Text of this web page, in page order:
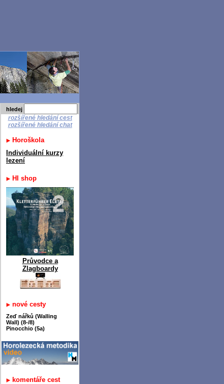
hledej
rozšířené hledání cest
rozšířené hledání chat
Horoškola
Individuální kurzy
lezení
HI shop
Průvodce a
Zlagboardy
nové cesty
Zeď nářků (Walling
Wall) (8-/8)
Pinocchio (5a)
komentáře cest